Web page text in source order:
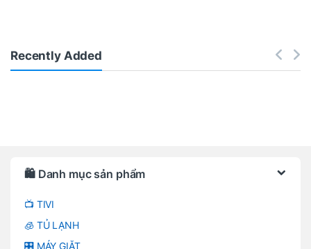
Recently Added
🛍️ Danh mục sản phẩm
📺 TIVI
🧊 TỦ LẠNH
🎛️ MÁY GIẶT